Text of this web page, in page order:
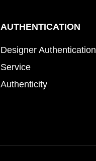
AUTHENTICATION
Designer Authentication
Service
Authenticity